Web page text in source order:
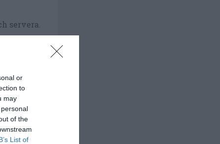
or
to
may
of the
List of
servera.